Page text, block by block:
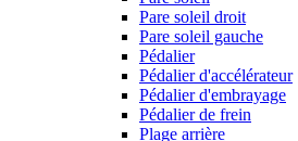
Pare soleil droit
Pare soleil gauche
Pédalier
Pédalier d'accélérateur
Pédalier d'embrayage
Pédalier de frein
Plage arrière